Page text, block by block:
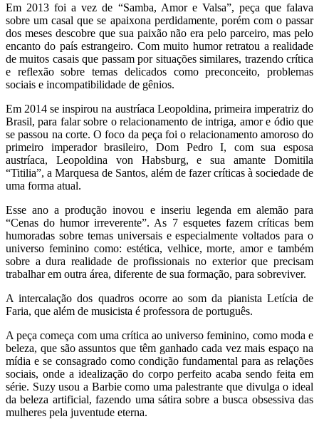
Em 2013 foi a vez de “Samba, Amor e Valsa”, peça que falava
sobre um casal que se apaixona perdidamente, porém com o passar
dos meses descobre que sua paixão não era pelo parceiro, mas pelo
encanto do país estrangeiro. Com muito humor retratou a realidade
de muitos casais que passam por situações similares, trazendo crítica
e reflexão sobre temas delicados como preconceito, problemas
sociais e incompatibilidade de gênios.
Em 2014 se inspirou na austríaca Leopoldina, primeira imperatriz do
Brasil, para falar sobre o relacionamento de intriga, amor e ódio que
se passou na corte. O foco da peça foi o relacionamento amoroso do
primeiro imperador brasileiro, Dom Pedro I, com sua esposa
austríaca, Leopoldina von Habsburg, e sua amante Domitila
“Titilia”, a Marquesa de Santos, além de fazer críticas à sociedade de
uma forma atual.
Esse ano a produção inovou e inseriu legenda em alemão para
“Cenas do humor irreverente”. As 7 esquetes fazem críticas bem
humoradas sobre temas universais e especialmente voltados para o
universo feminino como: estética, velhice, morte, amor e também
sobre a dura realidade de profissionais no exterior que precisam
trabalhar em outra área, diferente de sua formação, para sobreviver.
A intercalação dos quadros ocorre ao som da pianista Letícia de
Faria, que além de musicista é professora de português.
A peça começa com uma crítica ao universo feminino, como moda e
beleza, que são assuntos que têm ganhado cada vez mais espaço na
mídia e se consagrado como condição fundamental para as relações
sociais, onde a idealização do corpo perfeito acaba sendo feita em
série. Suzy usou a Barbie como uma palestrante que divulga o ideal
da beleza artificial, fazendo uma sátira sobre a busca obsessiva das
mulheres pela juventude eterna.